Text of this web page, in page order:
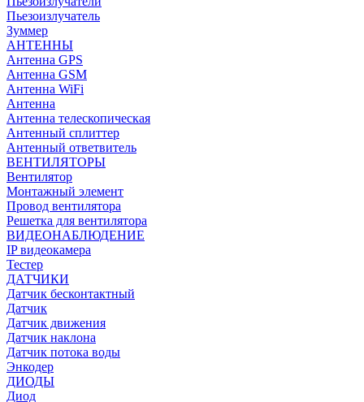
Пьезоизлучатель
Зуммер
АНТЕННЫ
Антенна GPS
Антенна GSM
Антенна WiFi
Антенна
Антенна телескопическая
Антенный сплиттер
Антенный ответвитель
ВЕНТИЛЯТОРЫ
Вентилятор
Монтажный элемент
Провод вентилятора
Решетка для вентилятора
ВИДЕОНАБЛЮДЕНИЕ
IP видеокамера
Тестер
ДАТЧИКИ
Датчик бесконтактный
Датчик
Датчик движения
Датчик наклона
Датчик потока воды
Энкодер
ДИОДЫ
Диод